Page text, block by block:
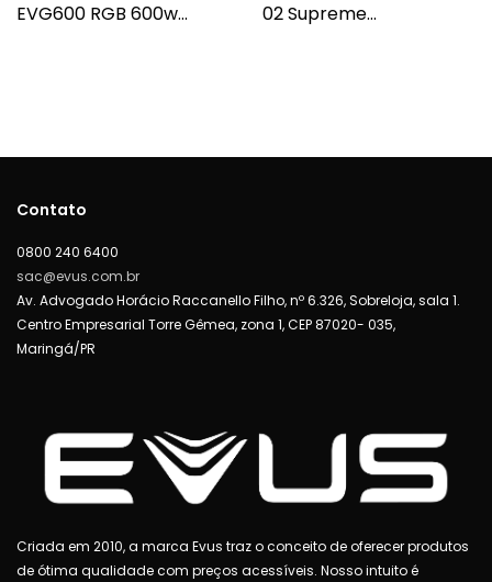
EVG600 RGB 600w...
02 Supreme...
Contato
0800 240 6400
sac@evus.com.br
Av. Advogado Horácio Raccanello Filho, nº 6.326, Sobreloja, sala 1.
Centro Empresarial Torre Gêmea, zona 1, CEP 87020- 035,
Maringá/PR
Criada em 2010, a marca Evus traz o conceito de oferecer produtos
de ótima qualidade com preços acessíveis. Nosso intuito é